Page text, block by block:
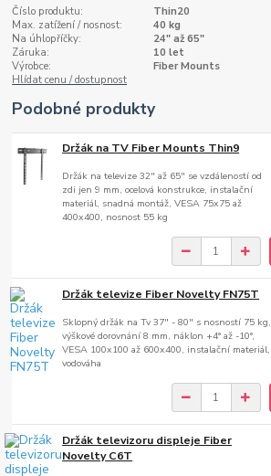
Číslo produktu:
Thin20
Max. zatížení / nosnost:
40 kg
Na úhlopříčky:
24" až 65"
Záruka:
10 let
Výrobce:
Fiber Mounts
Hlídat cenu / dostupnost
Podobné produkty
Držák na TV Fiber Mounts Thin9
Držák na televize 32" až 65" se vzdáleností od
zdi jen 9 mm, ocelová konstrukce, instalační
materiál, snadná montáž, VESA 75x75 až
400x400, nosnost 55 kg
Držák televize Fiber Novelty FN75T
Sklopný držák na Tv 37" - 80" s nosností 75 kg,
výškové dorovnání 8 mm, náklon +4° až -10°,
VESA 100x100 až 600x400, instalační materiál,
vodováha
Držák televizoru displeje Fiber
Novelty C6T